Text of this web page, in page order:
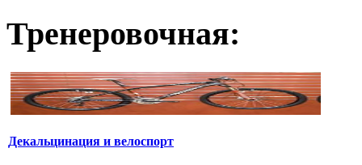
Тренеровочная:
Декальцинация и велоспорт